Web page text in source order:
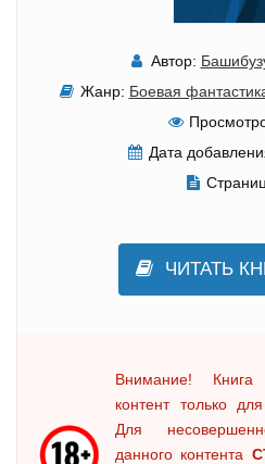
Автор:
Жанр: Боевая
Дата
ЧИТАТЬ
Внимание!
контент только
Для
данного контента